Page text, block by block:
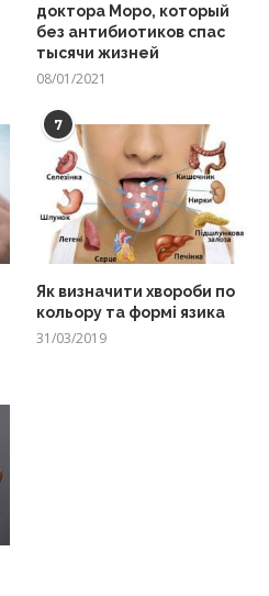
доктора Моро, который
без антибиотиков спас
тысячи жизней
08/01/2021
7
Як визначити хвороби по
кольору та формі язика
31/03/2019